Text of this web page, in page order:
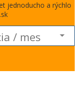
jednoducho a rýchlo